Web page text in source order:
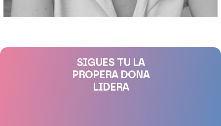
SIGUES TU LA
PROPERA DONA
LIDERA